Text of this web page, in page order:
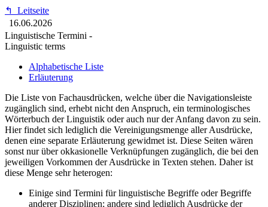
↰
Leitseite
16.06.2026
Linguistische Termini -
Linguistic terms
Alphabetische Liste
Erläuterung
Die Liste von Fachausdrücken, welche über die Navigationsleiste
zugänglich sind, erhebt nicht den Anspruch, ein terminologisches
Wörterbuch der Linguistik oder auch nur der Anfang davon zu sein.
Hier findet sich lediglich die Vereinigungsmenge aller Ausdrücke,
denen eine separate Erläuterung gewidmet ist. Diese Seiten wären
sonst nur über okkasionelle Verknüpfungen zugänglich, die bei den
jeweiligen Vorkommen der Ausdrücke in Texten stehen. Daher ist
diese Menge sehr heterogen:
Einige sind Termini für linguistische Begriffe oder Begriffe
anderer Disziplinen; andere sind lediglich Ausdrücke der